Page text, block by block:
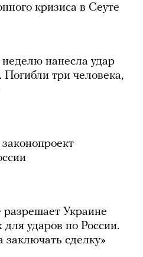
кризиса в Сеуте
неделю нанесла удар
Погибли три человека,
Украине
ударов по России.
заключать сделку»